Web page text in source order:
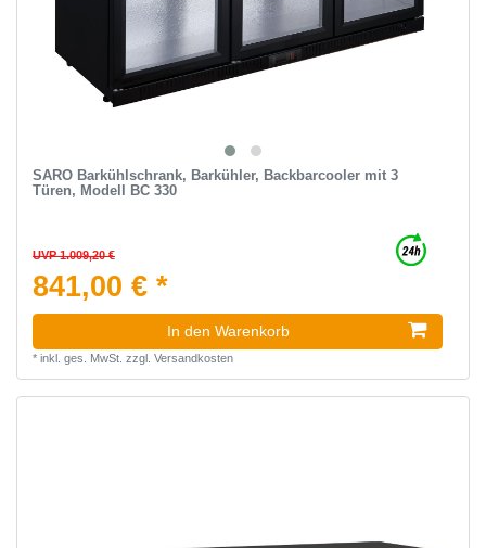
SARO Barkühlschrank, Barkühler, Backbarcooler mit 3
Türen, Modell BC 330
UVP 1.009,20 €
841,00 € *
In den Warenkorb
* inkl. ges. MwSt. zzgl. Versandkosten